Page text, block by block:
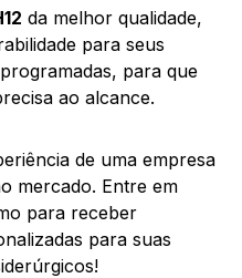
da melhor qualidade,
para seus
para que
ao alcance.
de uma empresa
mercado. Entre em
para receber
para suas